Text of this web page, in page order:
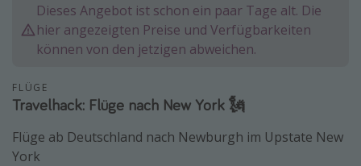
Kefalonia Urlaub
Krabi Urlaub
Sri Lanka Rundreise
Dieses Angebot ist schon ein paar Tage alt. Die
hier angezeigten Preise und Verfügbarkeiten
können von den jetzigen abweichen.
FLÜGE
Travelhack: Flüge nach New York 🗽
Flüge ab Deutschland nach Newburgh im Upstate New
York